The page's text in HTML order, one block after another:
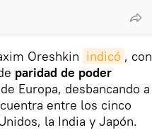
Oreshkin indicó , con
paridad de poder
Europa, desbancando a
entre los cinco
la India y Japón.